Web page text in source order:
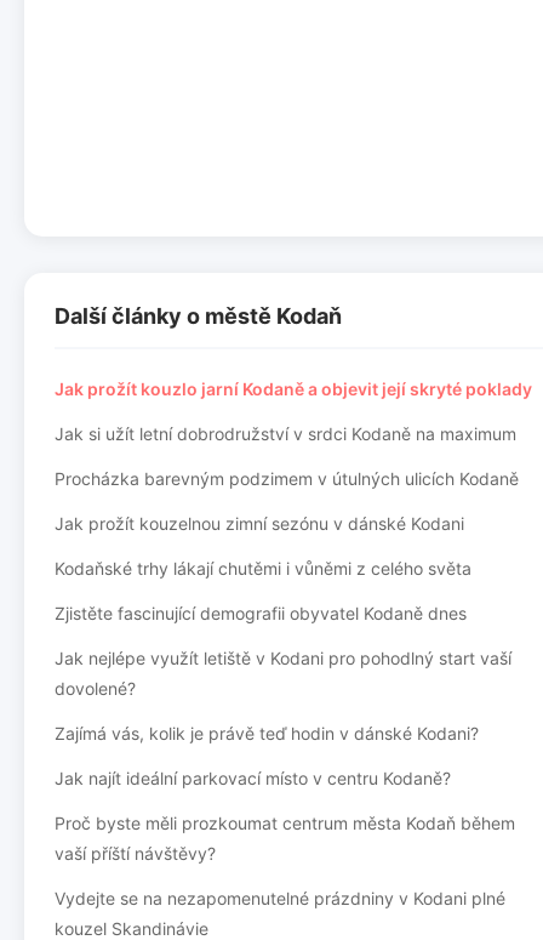
Další články o městě Kodaň
Jak prožít kouzlo jarní Kodaně a objevit její skryté poklady
Jak si užít letní dobrodružství v srdci Kodaně na maximum
Procházka barevným podzimem v útulných ulicích Kodaně
Jak prožít kouzelnou zimní sezónu v dánské Kodani
Kodaňské trhy lákají chutěmi i vůněmi z celého světa
Zjistěte fascinující demografii obyvatel Kodaně dnes
Jak nejlépe využít letiště v Kodani pro pohodlný start vaší
dovolené?
Zajímá vás, kolik je právě teď hodin v dánské Kodani?
Jak najít ideální parkovací místo v centru Kodaně?
Proč byste měli prozkoumat centrum města Kodaň během
vaší příští návštěvy?
Vydejte se na nezapomenutelné prázdniny v Kodani plné
kouzel Skandinávie